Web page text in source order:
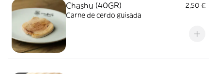
Chashu (40GR)
2,50 €
Carne de cerdo guisada